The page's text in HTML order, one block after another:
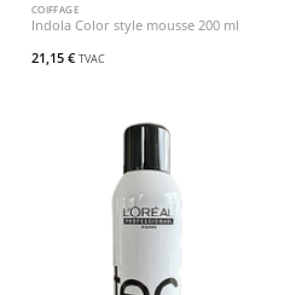
COIFFAGE
Indola Color style mousse 200 ml
21,15 € TVAC